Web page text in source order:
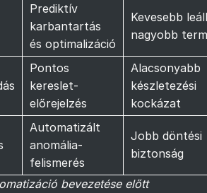
Prediktív
karbantartás
és optimalizáció
Kevesebb
nagyobb
Pontos
kereslet-
előrejelzés
Alacsonyabb
készletezési
kockázat
Automatizált
anomália-
felismerés
Jobb döntési
biztonság
bevezetése előtt